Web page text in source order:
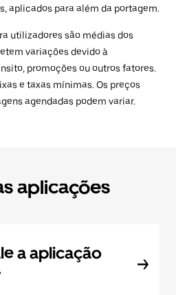
aplicados para além da portagem.
utilizadores são médias dos
variações devido à
promoções ou outros fatores.
e taxas mínimas. Os preços
agendadas podem variar.
aplicações
a aplicação